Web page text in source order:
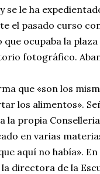
le ha
el pasado curso
ocupaba la
fotográfico.
que «son los
los alimentos».
la propia
en varias
aquí no había».
directora de la